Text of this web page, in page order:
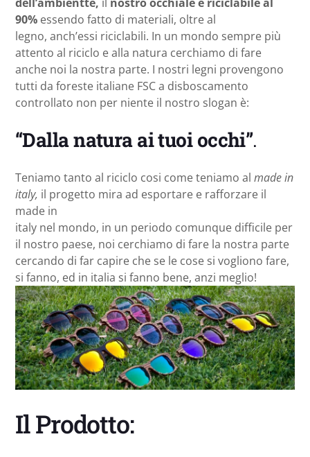
90% essendo fatto di materiali, oltre al
legno, anch’essi riciclabili. In un mondo sempre più
attento al riciclo e alla natura cerchiamo di fare
anche noi la nostra parte. I nostri legni provengono
tutti da foreste italiane FSC a disboscamento
controllato non per niente il nostro slogan è:
“Dalla natura ai tuoi occhi”.
Teniamo tanto al riciclo cosi come teniamo al made in
italy, il progetto mira ad esportare e rafforzare il
made in
italy nel mondo, in un periodo comunque difficile per
il nostro paese, noi cerchiamo di fare la nostra parte
cercando di far capire che se le cose si vogliono fare,
si fanno, ed in italia si fanno bene, anzi meglio!
Il Prodotto: